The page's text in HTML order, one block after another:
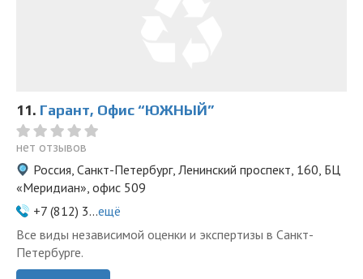
11. Гарант, Офис “ЮЖНЫЙ”
нет отзывов
Россия, Санкт-Петербург, Ленинский проспект, 160, БЦ
«Меридиан», офис 509
+7 (812) 3...ещё
Все виды независимой оценки и экспертизы в Санкт-
Петербурге.